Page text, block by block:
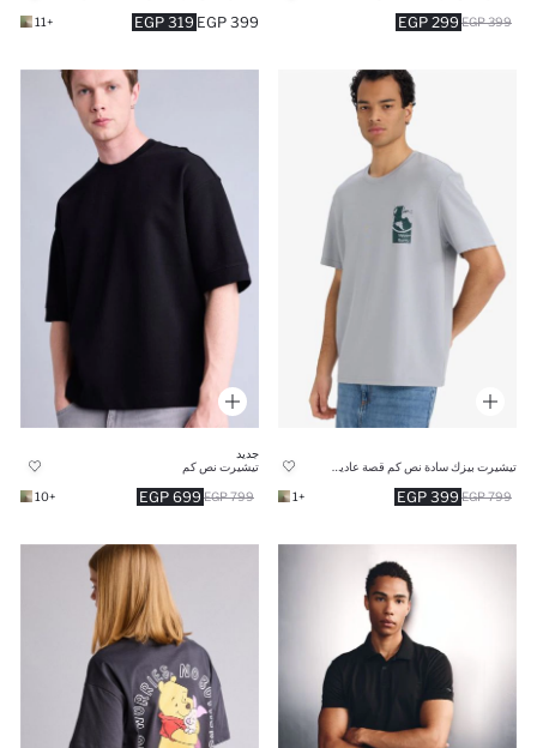
299 EGP 399 EGP
319 EGP 399 EGP
+11
399 EGP 799 EGP
+1
جديد
تيشيرت نص كم
699 EGP 799 EGP
+10